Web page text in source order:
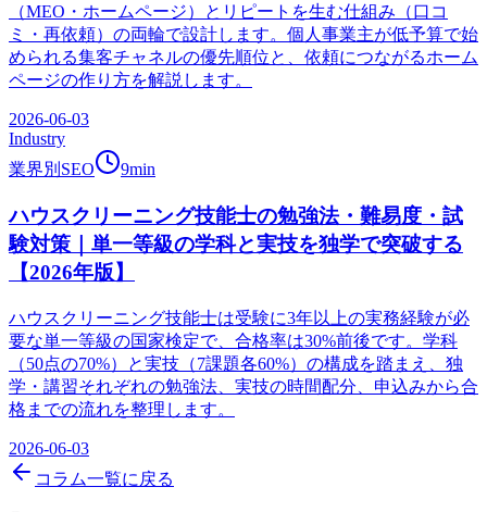
（MEO・ホームページ）とリピートを生む仕組み（口コ
ミ・再依頼）の両輪で設計します。個人事業主が低予算で始
められる集客チャネルの優先順位と、依頼につながるホーム
ページの作り方を解説します。
2026-06-03
Industry
業界別SEO
9min
ハウスクリーニング技能士の勉強法・難易度・試
験対策｜単一等級の学科と実技を独学で突破する
【2026年版】
ハウスクリーニング技能士は受験に3年以上の実務経験が必
要な単一等級の国家検定で、合格率は30%前後です。学科
（50点の70%）と実技（7課題各60%）の構成を踏まえ、独
学・講習それぞれの勉強法、実技の時間配分、申込みから合
格までの流れを整理します。
2026-06-03
コラム一覧に戻る